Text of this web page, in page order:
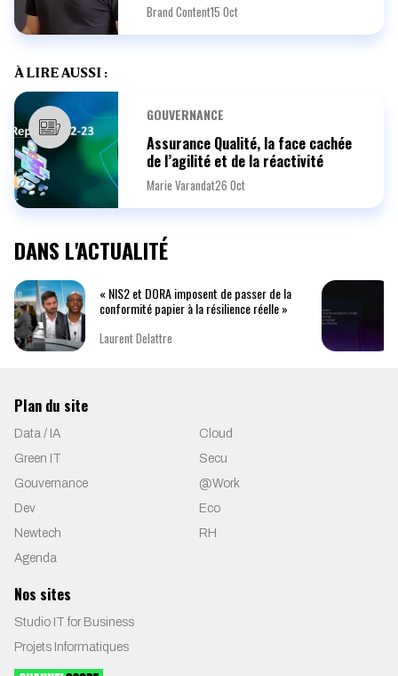
Brand Content15 Oct
À LIRE AUSSI :
GOUVERNANCE
Assurance Qualité, la face cachée
de l’agilité et de la réactivité
Marie Varandat26 Oct
DANS L'ACTUALITÉ
« NIS2 et DORA imposent de passer de la
conformité papier à la résilience réelle »
Laurent Delattre
Plan du site
Data / IA
Cloud
Green IT
Secu
Gouvernance
@Work
Dev
Eco
Newtech
RH
Agenda
Nos sites
Studio IT for Business
Projets Informatiques